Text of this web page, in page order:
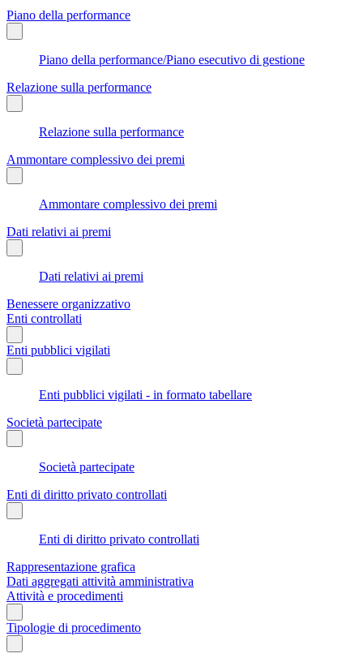
Piano della performance
Piano della performance/Piano esecutivo di gestione
Relazione sulla performance
Relazione sulla performance
Ammontare complessivo dei premi
Ammontare complessivo dei premi
Dati relativi ai premi
Dati relativi ai premi
Benessere organizzativo
Enti controllati
Enti pubblici vigilati
Enti pubblici vigilati - in formato tabellare
Società partecipate
Società partecipate
Enti di diritto privato controllati
Enti di diritto privato controllati
Rappresentazione grafica
Dati aggregati attività amministrativa
Attività e procedimenti
Tipologie di procedimento